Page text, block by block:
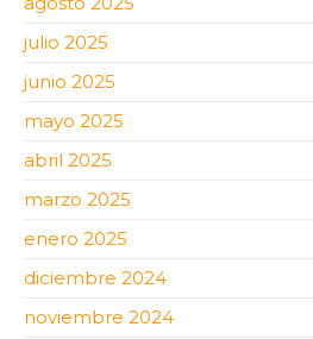
julio 2025
junio 2025
mayo 2025
abril 2025
marzo 2025
enero 2025
diciembre 2024
noviembre 2024